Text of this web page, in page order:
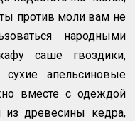
против моли вам не
народными
саше гвоздики,
сухие апельсиновые
вместе с одеждой
из древесины кедра,